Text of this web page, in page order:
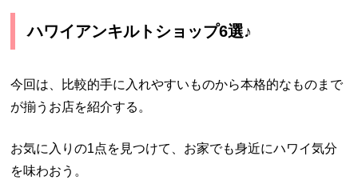
ハワイアンキルトショップ6選♪
今回は、比較的手に入れやすいものから本格的なものまで
が揃うお店を紹介する。
お気に入りの1点を見つけて、お家でも身近にハワイ気分
を味わおう。